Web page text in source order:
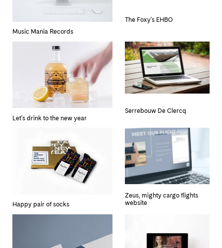
Music Mania Records
The Foxy's EHBO
Let's drink to the new year
Serrebouw De Clercq
Happy pair of socks
Zeus, mighty cargo flights
website